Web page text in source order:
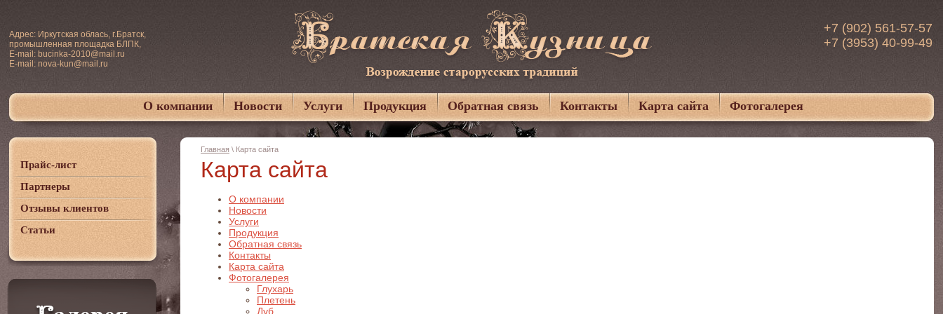
Адрес: Иркутская облась, г.Братск,
промышленная площадка БЛПК,
E-mail: bucinka-2010@mail.ru
E-mail: nova-kun@mail.ru
+7 (902) 561-57-57
+7 (3953) 40-99-49
О компании Новости Услуги Продукция Обратная связь Контакты Карта сайта Фотогалерея
Главная \ Карта сайта
Карта сайта
О компании
Новости
Услуги
Продукция
Обратная связь
Контакты
Карта сайта
Фотогалерея
Глухарь
Плетень
Дуб
Прайс-лист
Партнеры
Отзывы клиентов
Статьи